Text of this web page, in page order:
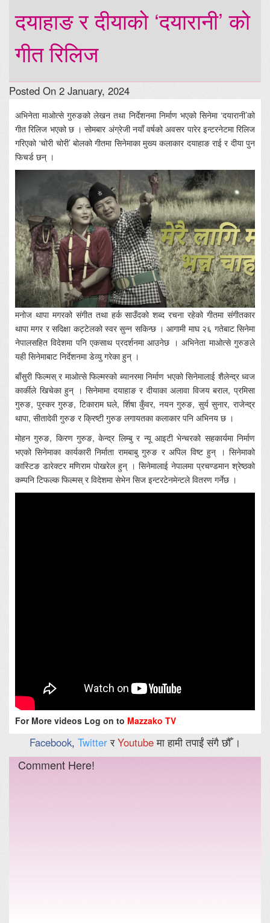
दयाहाङ र दीयाको ‘दयारानी’ को
गीत रिलिज
Posted On 2 January, 2024
अभिनेता माओत्से गुरुङको लेखन तथा निर्देशनमा निर्माण भएको सिनेमा ‘दयारानी’को
गीत रिलिज भएको छ । सोमबार अंग्रेजी नयाँ वर्षको अवसर पारेर इन्टरनेटमा रिलिज
गरिएको ‘चोरी चोरी’ बोलको गीतमा सिनेमाका मुख्य कलाकार दयाहाङ राई र दीया पुन
फिचर्ड छन् ।
मनोज थापा मगरको संगीत तथा हर्क साउँदको शब्द रचना रहेको गीतमा संगीतकार
थापा मगर र सदिक्षा कट्टेलको स्वर सुन्न सकिन्छ । आगामी माघ २६ गतेबाट सिनेमा
नेपालसहित विदेशमा पनि एकसाथ प्रदर्शनमा आउनेछ । अभिनेता माओत्से गुरुङले
यही सिनेमाबाट निर्देशनमा डेव्यु गरेका हुन् ।
बाँसुरी फिल्मस् र माओत्से फिल्मस्को ब्यानरमा निर्माण भएको सिनेमालाई शैलेन्द्र ध्वज
कार्कीले खिचेका हुन् । सिनेमामा दयाहाङ र दीयाका अलावा विजय बराल, प्रमिसा
गुरुङ, पुस्कर गुरुङ, टिकाराम घले, र्शिषा कुँवर, नयन गुरुङ, सुर्य सुनार, राजेन्द्र
थापा, सीतादेवी गुरुङ र क्रिष्टी गुरुङ लगायतका कलाकार पनि अभिनय छ ।
मोहन गुरुङ, किरण गुरुङ, केन्द्र लिम्बु र न्यू आइटी भेन्चरको सहकार्यमा निर्माण
भएको सिनेमाका कार्यकारी निर्माता रामबाबु गुरुङ र अपिल विष्ट हुन् । सिनेमाको
कास्टिङ डारेक्टर मणिराम पोखरेल हुन् । सिनेमालाई नेपालमा प्रचण्डमान श्रेष्ठको
कम्पनि टिफल्क फिल्मस् र विदेशमा सेभेन सिज इन्टरटेनमेन्टले वितरण गर्नेछ ।
For More videos Log on to Mazzako TV
Facebook, TwitterरYoutubeमा हामी तपाईं संगै छौँ ।
Comment Here!